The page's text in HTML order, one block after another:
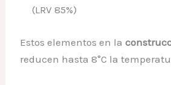
(LRV 85%)
Estos elementos en la
reducen hasta 8°C la